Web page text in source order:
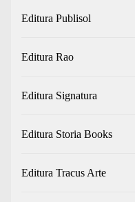
Editura Publisol
Editura Rao
Editura Signatura
Editura Storia Books
Editura Tracus Arte